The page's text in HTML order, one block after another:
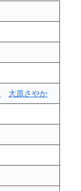
大原さやか